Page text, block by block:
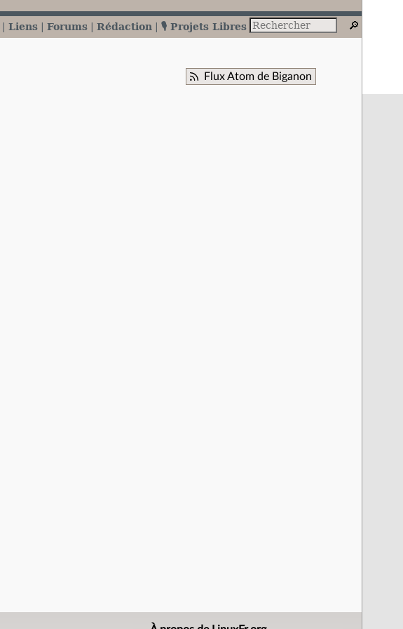
Liens Forums Rédaction 🎙️ Projets Libres
Flux Atom de Biganon